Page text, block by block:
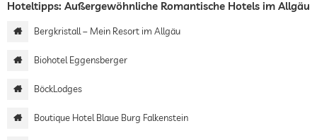
Hoteltipps: Außergewöhnliche Romantische Hotels im Allgäu
Bergkristall – Mein Resort im Allgäu
Biohotel Eggensberger
BöckLodges
Boutique Hotel Blaue Burg Falkenstein